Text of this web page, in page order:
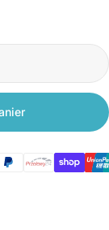
Camera
Xiaomi